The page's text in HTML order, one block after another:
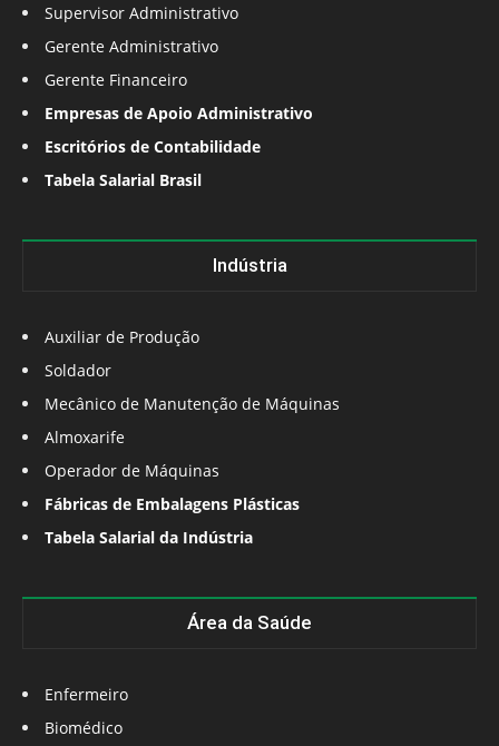
Supervisor Administrativo
Gerente Administrativo
Gerente Financeiro
Empresas de Apoio Administrativo
Escritórios de Contabilidade
Tabela Salarial Brasil
Indústria
Auxiliar de Produção
Soldador
Mecânico de Manutenção de Máquinas
Almoxarife
Operador de Máquinas
Fábricas de Embalagens Plásticas
Tabela Salarial da Indústria
Área da Saúde
Enfermeiro
Biomédico